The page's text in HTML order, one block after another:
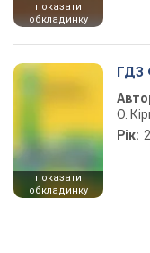
показати
обкладинку
показати
обкладинку
ГДЗ
О.
Рік: